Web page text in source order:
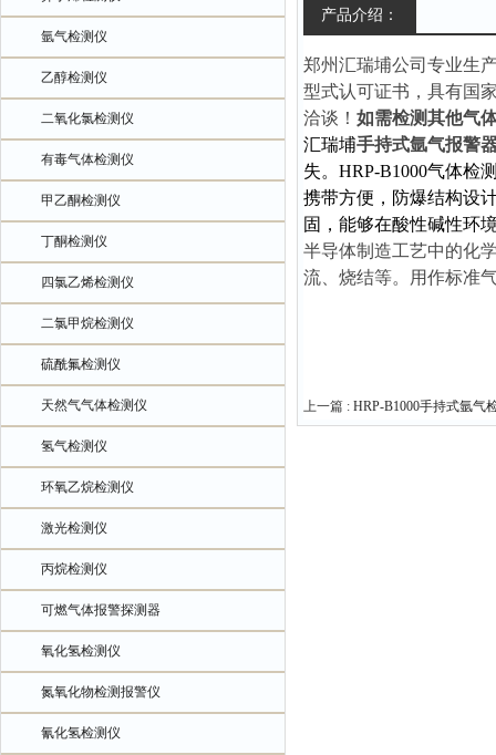
氩气检测仪
乙醇检测仪
二氧化氯检测仪
有毒气体检测仪
甲乙酮检测仪
丁酮检测仪
四氯乙烯检测仪
二氯甲烷检测仪
硫酰氟检测仪
天然气气体检测仪
氢气检测仪
环氧乙烷检测仪
激光检测仪
丙烷检测仪
可燃气体报警探测器
氧化氢检测仪
氮氧化物检测报警仪
氰化氢检测仪
产品介绍：
郑州汇瑞埔公司专业生
型式认可证书，具有国
洽谈！ 如需检测其他气
汇瑞埔手持式氩气报警
失。HRP-B1000气体检
携带方便，防爆结构设
固，能够在酸性碱性环
半导体制造工艺中的化
流、烧结等。用作标准
上一篇 : HRP-B1000手持式氩气